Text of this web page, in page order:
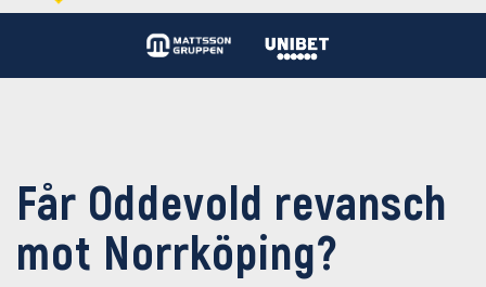
Får Oddevold revansch
mot Norrköping?